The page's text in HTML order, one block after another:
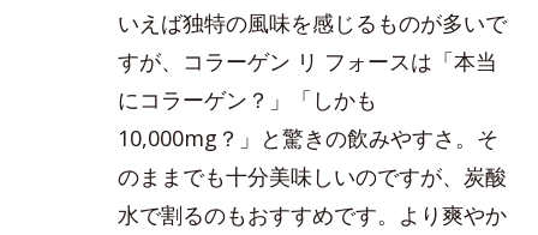
いえば独特の風味を感じるものが多いで
すが、コラーゲン リ フォースは「本当
にコラーゲン？」「しかも
10,000mg？」と驚きの飲みやすさ。そ
のままでも十分美味しいのですが、炭酸
水で割るのもおすすめです。より爽やか